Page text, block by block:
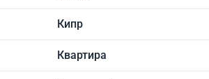
Кипр
Квартира